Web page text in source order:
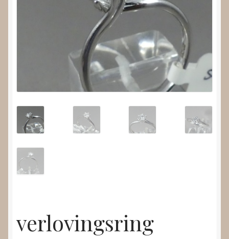
Submenu
uitvouwen
verlovingsring